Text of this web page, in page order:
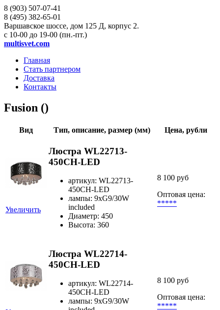
8 (903) 507-07-41
8 (495) 382-65-01
Варшавское шоссе, дом 125 Д, корпус 2.
с 10-00 до 19-00 (пн.-пт.)
multisvet.com
Главная
Стать партнером
Доставка
Контакты
Fusion ()
Вид Тип, описание, размер (мм) Цена, рубли
Увеличить
Люстра WL22713-
450CH-LED
артикул: WL22713-
450CH-LED
лампы: 9хG9/30W
included
Диаметр: 450
Высота: 360
8 100 руб
Оптовая цена:
*****
Люстра WL22714-
450CH-LED
артикул: WL22714-
450CH-LED
лампы: 9хG9/30W
8 100 руб
Оптовая цена:
*****